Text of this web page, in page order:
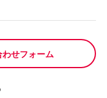
せフォーム